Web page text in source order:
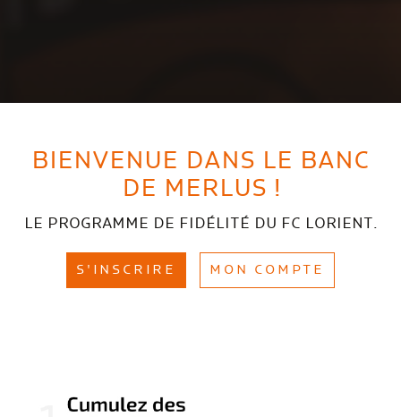
BIENVENUE DANS LE BANC
DE MERLUS !
LE PROGRAMME DE FIDÉLITÉ DU FC LORIENT.
S'INSCRIRE MON COMPTE